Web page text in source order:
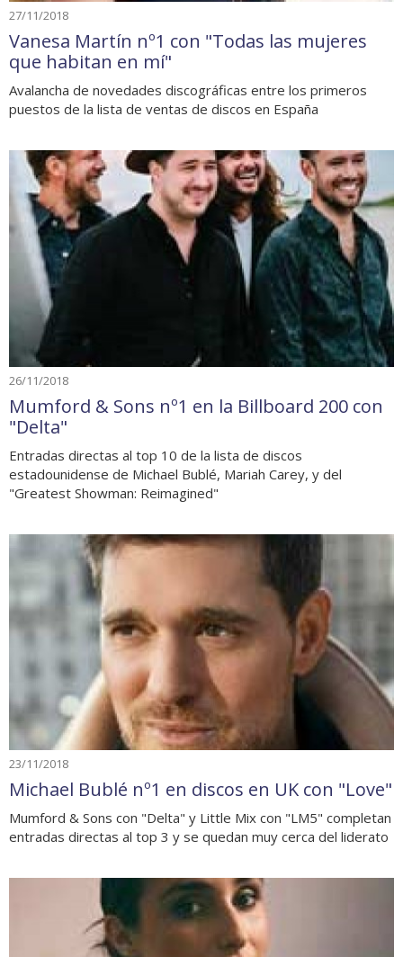
27/11/2018
Vanesa Martín nº1 con "Todas las mujeres
que habitan en mí"
Avalancha de novedades discográficas entre los primeros
puestos de la lista de ventas de discos en España
26/11/2018
Mumford & Sons nº1 en la Billboard 200 con
"Delta"
Entradas directas al top 10 de la lista de discos
estadounidense de Michael Bublé, Mariah Carey, y del
"Greatest Showman: Reimagined"
23/11/2018
Michael Bublé nº1 en discos en UK con "Love"
Mumford & Sons con "Delta" y Little Mix con "LM5" completan
entradas directas al top 3 y se quedan muy cerca del liderato